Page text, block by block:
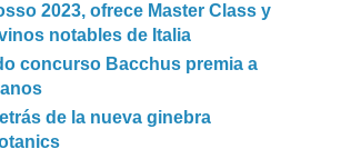
2023, ofrece Master Class y
notables de Italia
concurso Bacchus premia a
de la nueva ginebra